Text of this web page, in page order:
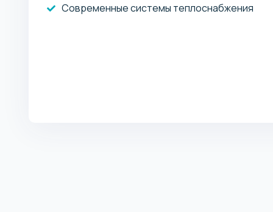
Современные системы теплоснабжения